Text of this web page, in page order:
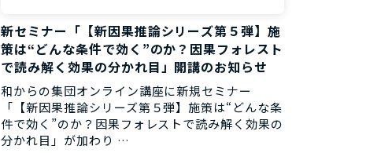
新セミナー「【新因果推論シリーズ第５弾】施
策は“どんな条件で効く”のか？因果フォレスト
で読み解く効果の分かれ目」開講のお知らせ
和からの集団オンライン講座に新規セミナー
「【新因果推論シリーズ第５弾】施策は“どんな条
件で効く”のか？因果フォレストで読み解く効果の
分かれ目」が加わり …